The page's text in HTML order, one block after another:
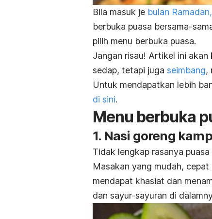
Bila masuk je bulan Ramadan,
berbuka puasa bersama-
pilih menu berbuka puasa.
Jangan risau! Artikel ini
sedap, tetapi juga seimbang,
Untuk mendapatkan lebih
di sini.
Menu berbuka
1. Nasi goreng
Tidak lengkap rasanya
Masakan yang mudah,
mendapat khasiat dan
dan sayur-sayuran di